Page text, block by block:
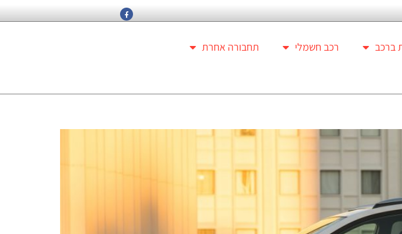
ברכב רכב חשמלי
תחבורה אחרת